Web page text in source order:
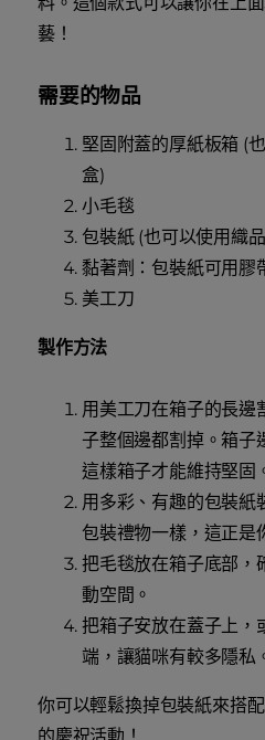
藝！
需要的物品
堅固附蓋的厚紙板箱 (
盒)
小毛毯
包裝紙 (也可以使用織
黏著劑：包裝紙可用膠
美工刀
製作方法
用美工刀在箱子的長邊
子整個邊都割掉。箱子
這樣箱子才能維持堅固
用多彩、有趣的包裝紙
包裝禮物一樣，這正是
把毛毯放在箱子底部，
動空間。
把箱子安放在蓋子上，
端，讓貓咪有較多隱私
你可以輕鬆換掉包裝紙來搭